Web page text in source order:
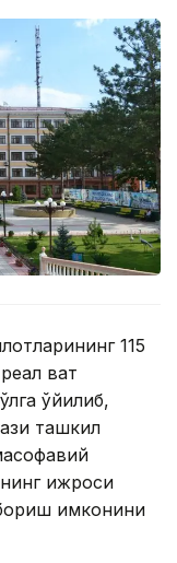
115
вақт
қўйилиб,
ташкил
ижроси
имконини